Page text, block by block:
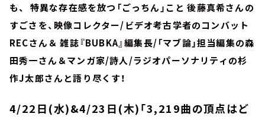
も、 特異な存在感を放つ「ごっちん」こと 後藤真希さんの
すごさを、映像コレクター/ビデオ考古学者のコンバット
RECさん＆ 雑誌『BUBKA』編集長/「マブ論」担当編集の森
田秀一さん＆マンガ家/詩人/ラジオパーソナリティの杉
作J太郎さんと語り尽くす！
4/22日(水)&4/23日(木)「3,219曲の頂点はど